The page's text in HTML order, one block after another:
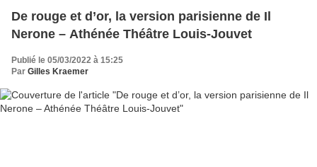
De rouge et d’or, la version parisienne de Il
Nerone – Athénée Théâtre Louis-Jouvet
Publié le 05/03/2022 à 15:25
Par Gilles Kraemer